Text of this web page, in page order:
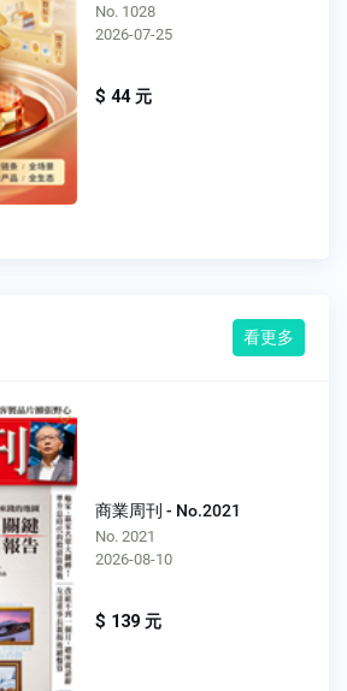
No. 1028
2026-07-25
$ 44 元
看更多
商業周刊 - No.2021
No. 2021
2026-08-10
$ 139 元